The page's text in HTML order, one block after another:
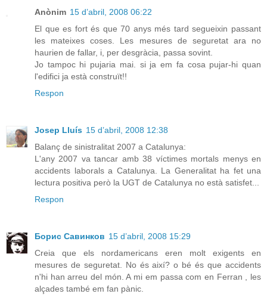
Anònim 15 d’abril, 2008 06:22
El que es fort és que 70 anys més tard segueixin passant
les mateixes coses. Les mesures de seguretat ara no
haurien de fallar, i, per desgràcia, passa sovint.
Jo tampoc hi pujaria mai. si ja em fa cosa pujar-hi quan
l'edifici ja està construït!!
Respon
Josep Lluís 15 d’abril, 2008 12:38
Balanç de sinistralitat 2007 a Catalunya:
L'any 2007 va tancar amb 38 víctimes mortals menys en
accidents laborals a Catalunya. La Generalitat ha fet una
lectura positiva però la UGT de Catalunya no està satisfet...
Respon
Борис Савинков 15 d’abril, 2008 15:29
Creia que els nordamericans eren molt exigents en
mesures de seguretat. No és així? o bé és que accidents
n'hi han arreu del món. A mi em passa com en Ferran , les
alçades també em fan pànic.